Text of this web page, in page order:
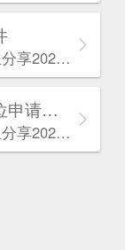
四川成人高考网​为广大考生分享2025年‌‌‌‌四川成考报考条件。为广大在职人员和社会人士提供学历提升的机会。更多四川成考考试信息，欢迎在线访问四川成人高考网。
2025年‌‌‌‌四川成考学士学位申请条件
四川成人高考网​为广大考生分享2025年‌‌‌‌四川成考学士学位申请条件。为广大在职人员和社会人士提供学历提升的机会。更多四川成考考试信息，欢迎在线访问四川成人高考网。